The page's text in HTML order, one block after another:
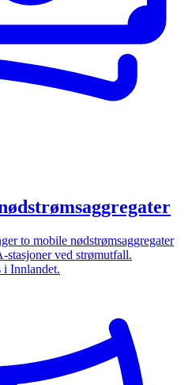
to mobile nødstrømsaggregater
stasjoner ved strømutfall.
i Innlandet.